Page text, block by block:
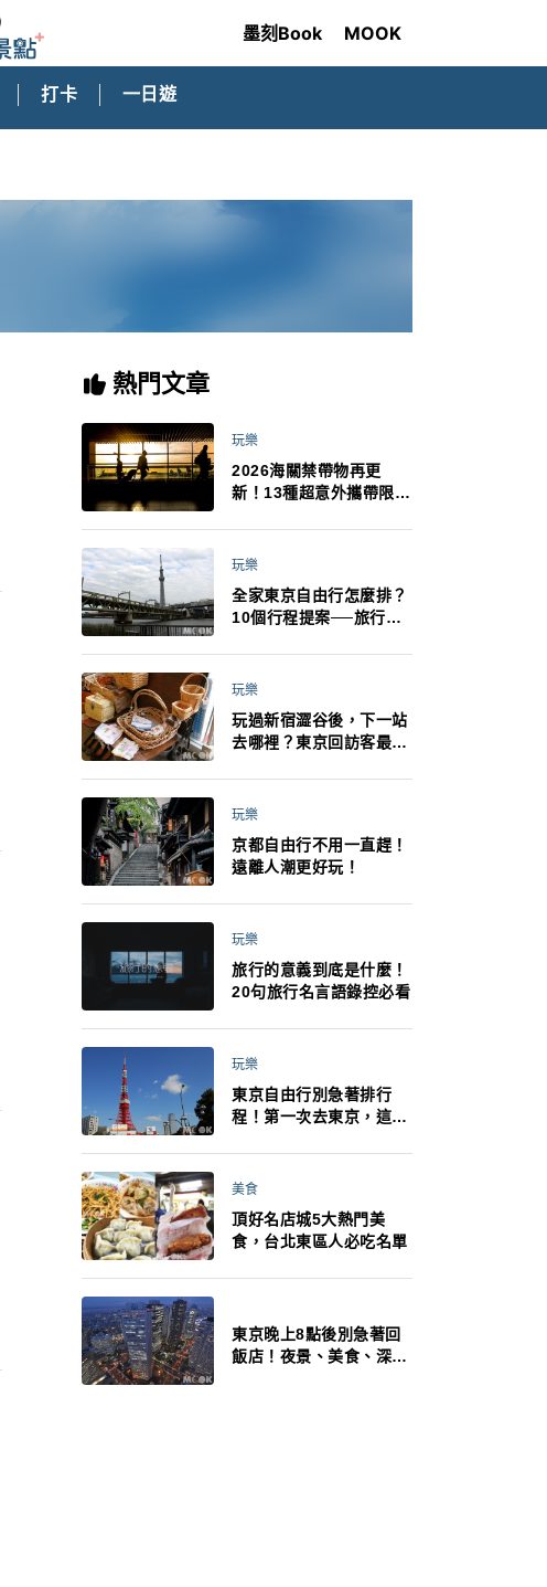
墨刻Book MOOK
打卡 一日遊
熱門文章
玩樂
2026海關禁帶物再更
新！13種超意外攜帶限
最高還罰百萬！注意事項
玩樂
全家東京自由行怎麼排？
10個行程提案──旅行不
法！
玩樂
玩過新宿澀谷後，下一站
去哪裡？東京回訪客最推
玩樂
京都自由行不用一直趕！
遠離人潮更好玩！
玩樂
旅行的意義到底是什麼！
20句旅行名言語錄控必看
玩樂
東京自由行別急著排行
程！第一次去東京，這10
美食
頂好名店城5大熱門美
食，台北東區人必吃名單
東京晚上8點後別急著回
飯店！夜景、美食、深夜